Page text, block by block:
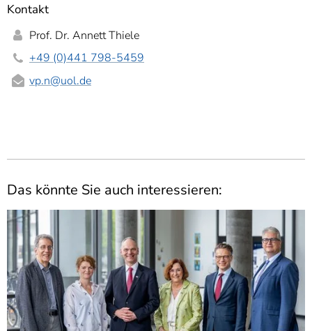
Kontakt
Prof. Dr. Annett Thiele
+49 (0)441 798-5459
vp.n@uol.de
Das könnte Sie auch interessieren: